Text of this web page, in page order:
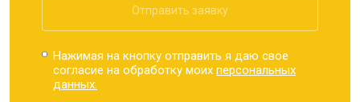
Отправить заявку
Нажимая на кнопку отправить я даю свое
согласие на обработку моихперсональных
данных.